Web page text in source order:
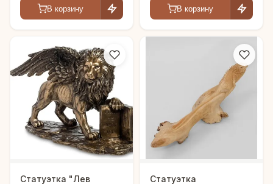
В корзину В корзину
Статуэтка "Лев
Статуэтка